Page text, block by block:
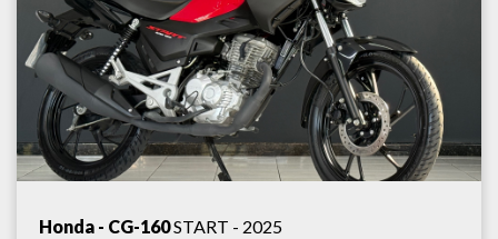
Honda - CG-160START - 2025